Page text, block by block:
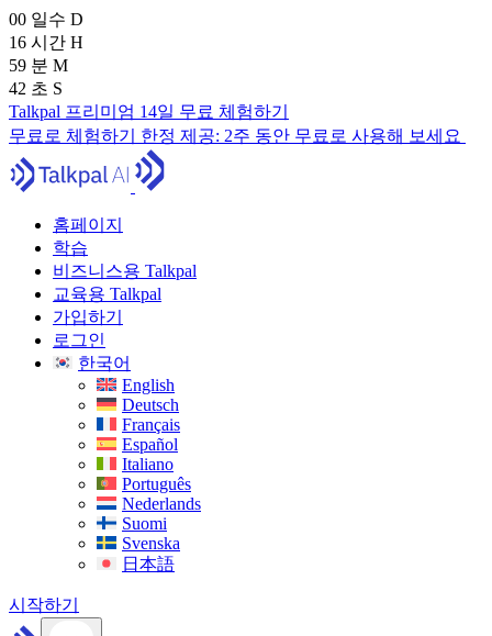
00 일수 D
16 시간 H
59 분 M
40 초 S
Talkpal 프리미엄 14일 무료 체험하기
무료로 체험하기 한정 제공: 2주 동안 무료로 사용해 보세요
홈페이지
학습
비즈니스용 Talkpal
교육용 Talkpal
가입하기
로그인
한국어
English
Deutsch
Français
Español
Italiano
Português
Nederlands
Suomi
Svenska
日本語
시작하기